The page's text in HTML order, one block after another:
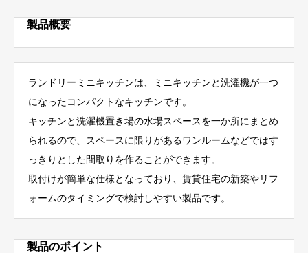
製品概要
ランドリーミニキッチンは、ミニキッチンと洗濯機が一つ
になったコンパクトなキッチンです。
キッチンと洗濯機置き場の水場スペースを一か所にまとめ
られるので、スペースに限りがあるワンルームなどではす
っきりとした間取りを作ることができます。
取付けが簡単な仕様となっており、賃貸住宅の新築やリフ
ォームのタイミングで検討しやすい製品です。
製品のポイント